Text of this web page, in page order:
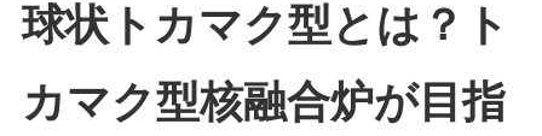
球状トカマク型とは？ト
カマク型核融合炉が目指